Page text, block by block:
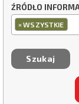
ŹRÓDŁO
×WSZYSTKIE